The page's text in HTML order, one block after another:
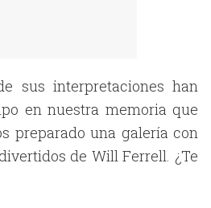
sus interpretaciones han
en nuestra memoria que
preparado una galería con
de Will Ferrell. ¿Te